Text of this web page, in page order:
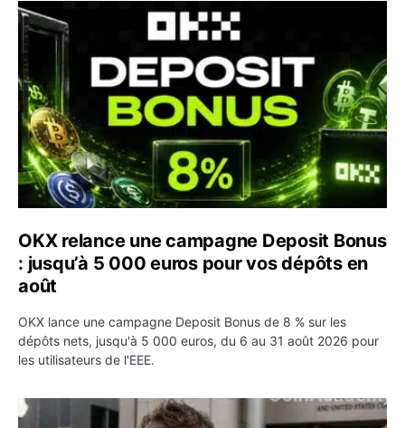
OKX relance une campagne Deposit Bonus : jusqu’à 5
OKX relance une campagne Deposit Bonus
: jusqu’à 5 000 euros pour vos dépôts en
août
OKX lance une campagne Deposit Bonus de 8 % sur les
dépôts nets, jusqu'à 5 000 euros, du 6 au 31 août 2026 pour
les utilisateurs de l'EEE.
OpenAI demande le rejet de la plainte d’Apple et